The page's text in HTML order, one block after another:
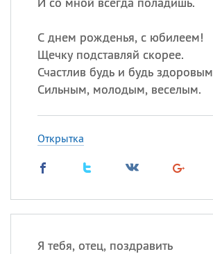
С днем рожденья, с юбилеем!
Щечку подставляй скорее.
Счастлив будь и будь здоровым
Сильным, молодым, веселым.
Открытка
Я тебя, отец, поздравить